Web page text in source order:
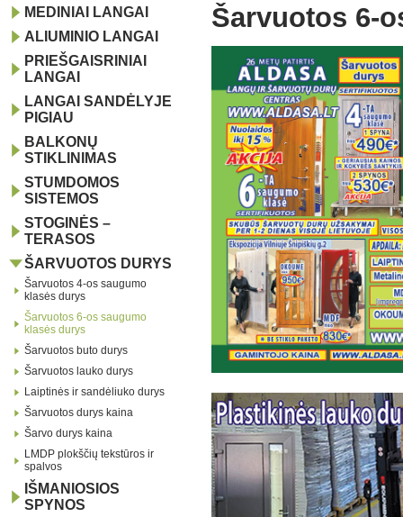
MEDINIAI LANGAI
ALIUMINIO LANGAI
PRIEŠGAISRINIAI
LANGAI
LANGAI SANDĖLYJE
PIGIAU
BALKONŲ
STIKLINIMAS
STUMDOMOS
SISTEMOS
STOGINĖS –
TERASOS
ŠARVUOTOS DURYS
Šarvuotos 4-os saugumo
klasės durys
Šarvuotos 6-os saugumo
klasės durys
Šarvuotos buto durys
Šarvuotos lauko durys
Laiptinės ir sandėliuko durys
Šarvuotos durys kaina
Šarvo durys kaina
LMDP plokščių tekstūros ir
spalvos
IŠMANIOSIOS
SPYNOS
Šarvuotos 6-